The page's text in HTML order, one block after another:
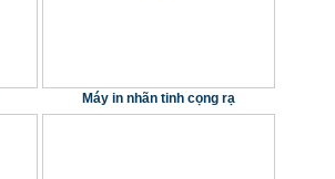
Máy in nhãn tinh cọng rạ